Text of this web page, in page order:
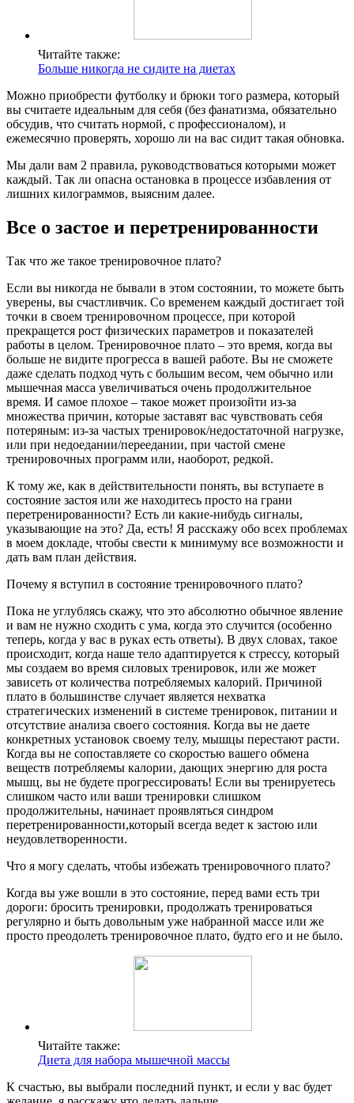
Читайте также:
Больше никогда не сидите на диетах
Можно приобрести футболку и брюки того размера, который
вы считаете идеальным для себя (без фанатизма, обязательно
обсудив, что считать нормой, с профессионалом), и
ежемесячно проверять, хорошо ли на вас сидит такая обновка.
Мы дали вам 2 правила, руководствоваться которыми может
каждый. Так ли опасна остановка в процессе избавления от
лишних килограммов, выясним далее.
Все о застое и перетренированности
Так что же такое тренировочное плато?
Если вы никогда не бывали в этом состоянии, то можете быть
уверены, вы счастливчик. Со временем каждый достигает той
точки в своем тренировочном процессе, при которой
прекращется рост физических параметров и показателей
работы в целом. Тренировочное плато – это время, когда вы
больше не видите прогресса в вашей работе. Вы не сможете
даже сделать подход чуть с большим весом, чем обычно или
мышечная масса увеличиваться очень продолжительное
время. И самое плохое – такое может произойти из-за
множества причин, которые заставят вас чувствовать себя
потеряным: из-за частых тренировок/недостаточной нагрузке,
или при недоедании/переедании, при частой смене
тренировочных программ или, наоборот, редкой.
К тому же, как в действительности понять, вы вступаете в
состояние застоя или же находитесь просто на грани
перетренированности? Есть ли какие-нибудь сигналы,
указывающие на это? Да, есть! Я расскажу обо всех проблемах
в моем докладе, чтобы свести к минимуму все возможности и
дать вам план действия.
Почему я вступил в состояние тренировочного плато?
Пока не углублясь скажу, что это абсолютно обычное явление
и вам не нужно сходить с ума, когда это случится (особенно
теперь, когда у вас в руках есть ответы). В двух словах, такое
происходит, когда наше тело адаптируется к стрессу, который
мы создаем во время силовых тренировок, или же может
зависеть от количества потребляемых калорий. Причиной
плато в большинстве случает является нехватка
стратегических изменений в системе тренировок, питании и
отсутствие анализа своего состояния. Когда вы не даете
конкретных установок своему телу, мышцы перестают расти.
Когда вы не сопоставляете со скоростью вашего обмена
веществ потребляемы калории, дающих энергию для роста
мышц, вы не будете прогрессировать! Если вы тренируетесь
слишком часто или ваши тренировки слишком
продолжительны, начинает проявляться синдром
перетренированности,который всегда ведет к застою или
неудовлетворенности.
Что я могу сделать, чтобы избежать тренировочного плато?
Когда вы уже вошли в это состояние, перед вами есть три
дороги: бросить тренировки, продолжать тренироваться
регулярно и быть довольным уже набранной массе или же
просто преодолеть тренировочное плато, будто его и не было.
Читайте также:
Диета для набора мышечной массы
К счастью, вы выбрали последний пункт, и если у вас будет